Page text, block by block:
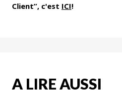
Client”, c'est ICI!
A LIRE AUSSI